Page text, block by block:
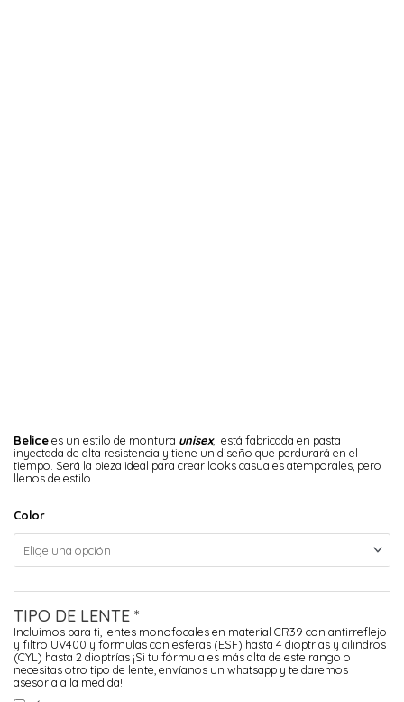
Belicees un estilo de montura unisex, está fabricada en pasta
inyectada de alta resistencia y tiene un diseño que perdurará en el
tiempo. Será la pieza ideal para crear looks casuales atemporales, pero
llenos de estilo.
Color
TIPO DE LENTE *
Incluimos para ti, lentes monofocales en material CR39 con antirreflejo
y filtro UV400 y fórmulas con esferas (ESF) hasta 4 dioptrías y cilindros
(CYL) hasta 2 dioptrías ¡Si tu fórmula es más alta de este rango o
necesitas otro tipo de lente, envíanos un whatsapp y te daremos
asesoría a la medida!